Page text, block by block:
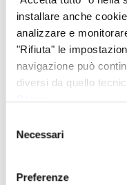
installare anche
analizzare e
"Rifiuta" le
navigazione può
diversi da quello
delNecessari
Preferenze